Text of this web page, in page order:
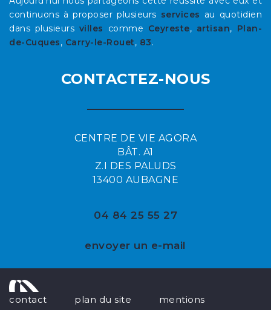
continuons à proposer plusieurs services au quotidien
dans plusieurs villes comme Ceyreste, artisan, Plan-
de-Cuques, Carry-le-Rouet, 83.
CONTACTEZ-NOUS
CENTRE DE VIE AGORA
BÂT. A1
Z.I DES PALUDS
13400 AUBAGNE
04 84 25 55 27
envoyer un e-mail
contact plan du site
mentions